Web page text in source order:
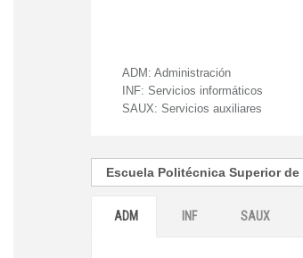
ADM: Administración
INF: Servicios informáticos
SAUX: Servicios auxiliares
ADM INF SAUX